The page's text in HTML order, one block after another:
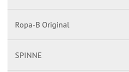
Ropa-B Original
SPINNE